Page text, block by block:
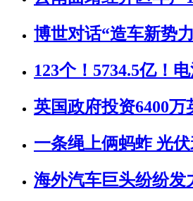
博世对话“造车新势
123个！5734.5亿！
英国政府投资6400万
一条绳上俩蚂蚱 光
海外汽车巨头纷纷发